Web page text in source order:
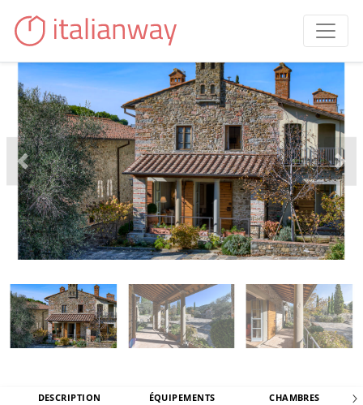
DESCRIPTION ÉQUIPEMENTS CHAMBRES